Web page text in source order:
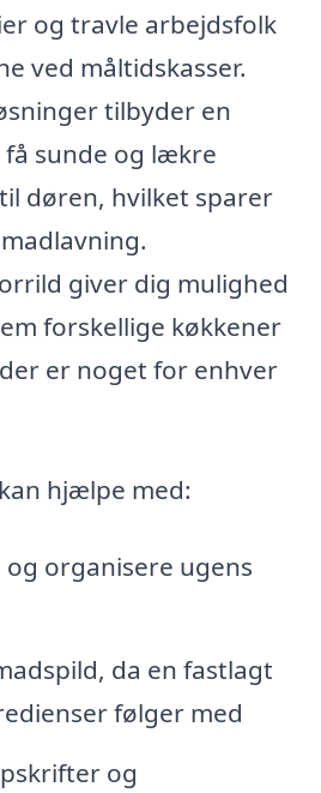
og travle arbejdsfolk
ved måltidskasser.
tilbyder en
sunde og lækre
døren, hvilket sparer
giver dig mulighed
forskellige køkkener
er noget for enhver
hjælpe med:
organisere ugens
da en fastlagt
følger med
og